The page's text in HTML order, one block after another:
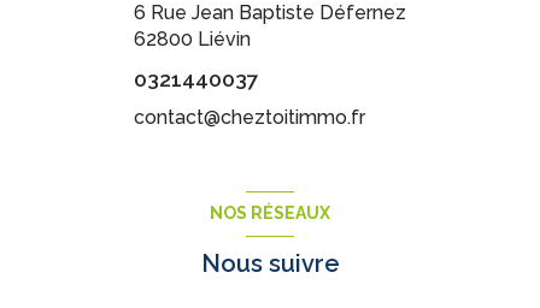
6 Rue Jean Baptiste Défernez
62800 Liévin
0321440037
contact@cheztoitimmo.fr
NOS RÉSEAUX
Nous suivre